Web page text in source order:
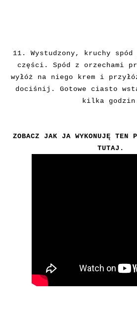
11. Wystudzony, kruchy
części. Spód z orzechami
wyłóż na niego krem i
dociśnij. Gotowe ciasto
kilka
ZOBACZ JAK JA WYKONUJĘ
TUTAJ .